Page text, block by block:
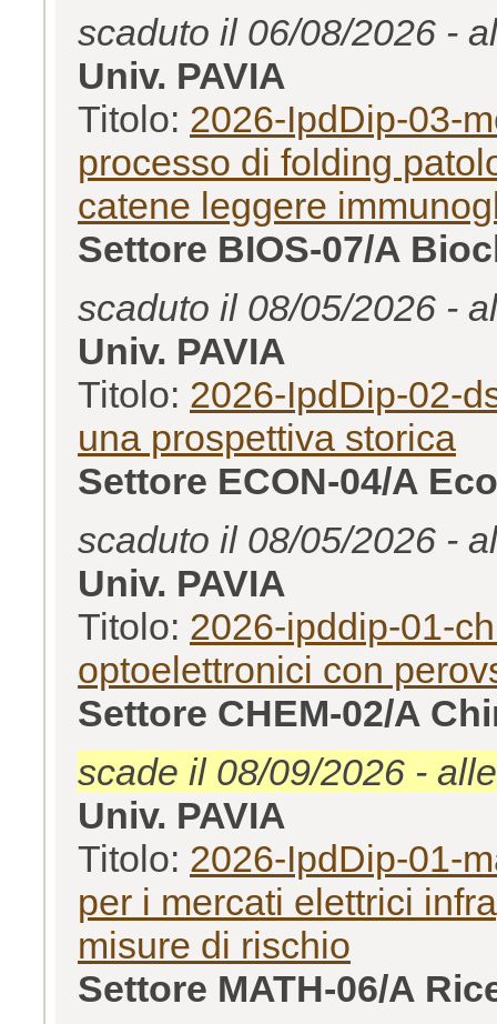
scaduto il 06/08/2026 -
Univ. PAVIA
Titolo: 2026-IpdDip-03-
processo di folding
catene leggere
Settore BIOS-07/A
scaduto il 08/05/2026 -
Univ. PAVIA
Titolo: 2026-IpdDip-02-
una prospettiva storica
Settore ECON-04/A
scaduto il 08/05/2026 -
Univ. PAVIA
Titolo: 2026-ipddip-01-
optoelettronici con
Settore CHEM-02/A
scade il 08/09/2026 -
Univ. PAVIA
Titolo: 2026-IpdDip-01-
per i mercati elettrici
misure di rischio
Settore MATH-06/A